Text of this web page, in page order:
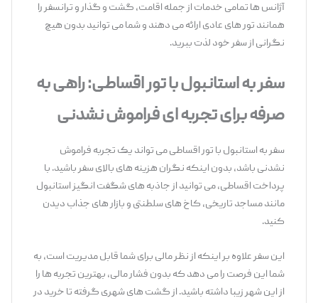
آژانس‌ ها تمامی خدمات از جمله اقامت، گشت ‌و گذار و ترانسفر را
همانند تور های عادی ارائه می ‌دهند و شما می ‌توانید بدون هیچ
نگرانی از سفر خود لذت ببرید.
سفر به استانبول با تور اقساطی: راهی به
صرفه برای تجربه‌ ای فراموش ‌نشدنی
سفر به استانبول با تور اقساطی می‌ تواند یک تجربه فراموش
‌نشدنی باشد، بدون اینکه نگران هزینه‌ های بالای سفر باشید. با
پرداخت اقساطی، می‌ توانید از جاذبه ‌های شگفت ‌انگیز استانبول
مانند مساجد تاریخی، کاخ‌ های سلطنتی و بازار های جذاب دیدن
این سفر علاوه بر اینکه از نظر مالی برای شما قابل مدیریت است، به
شما این فرصت را می ‌دهد که بدون فشار مالی، بهترین تجربه ‌ها را
از این شهر زیبا داشته باشید. از گشت‌ های شهری گرفته تا خرید در